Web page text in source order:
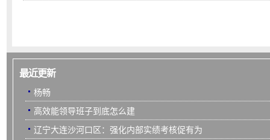
最近更新
杨畅
高效能领导班子到底怎么建
辽宁大连沙河口区：强化内部实绩考核促有为